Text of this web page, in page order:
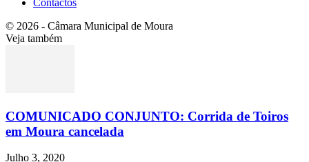
© 2026 - Câmara Municipal de Moura
Veja também
COMUNICADO CONJUNTO: Corrida de Toiros
em Moura cancelada
Julho 3, 2020